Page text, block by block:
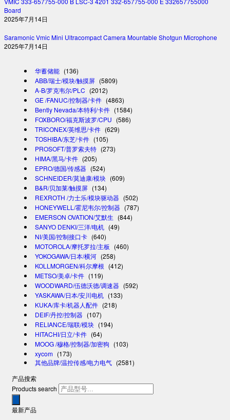
Board
2025年7月14日
Saramonic Vmic Mini Ultracompact Camera Mountable Shotgun Microphone
2025年7月14日
华蓄储能 (136)
ABB/瑞士/模块/触摸屏 (5809)
A-B/罗克韦尔/PLC (2012)
GE /FANUC/控制器/卡件 (4863)
Bently Nevada/本特利/卡件 (1584)
FOXBORO/福克斯波罗/CPU (586)
TRICONEX/英维思/卡件 (629)
TOSHIBA/东芝/卡件 (105)
PROSOFT/普罗索夫特 (273)
HIMA/黑马/卡件 (205)
EPRO/德国/传感器 (524)
SCHNEIDER/莫迪康/模块 (609)
B&R/贝加莱/触摸屏 (134)
REXROTH /力士乐/模块驱动器 (502)
HONEYWELL/霍尼韦尔/控制器 (787)
EMERSON OVATION/艾默生 (844)
SANYO DENKI/三洋/电机 (49)
NI/美国/控制接口卡 (640)
MOTOROLA/摩托罗拉/主板 (460)
YOKOGAWA/日本/横河 (258)
KOLLMORGEN/科尔摩根 (412)
METSO/美卓/卡件 (119)
WOODWARD/伍德沃德/调速器 (592)
YASKAWA/日本/安川电机 (133)
KUKA/库卡/机器人配件 (218)
DEIF/丹控/控制器 (107)
RELIANCE/瑞联/模块 (194)
HITACHI/日立/卡件 (64)
MOOG /穆格/控制器/加密狗 (103)
xycom (173)
其他品牌/温控传感/电力电气 (2581)
产品搜索
Products search
最新产品